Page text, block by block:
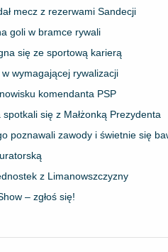
mecz z rezerwami Sandecji
goli w bramce rywali
się ze sportową karierą
wymagającej rywalizacji
komendanta PSP
się z Małżonką Prezydenta
poznawali zawody i świetnie się
z Limanowszczyzny
– zgłoś się!